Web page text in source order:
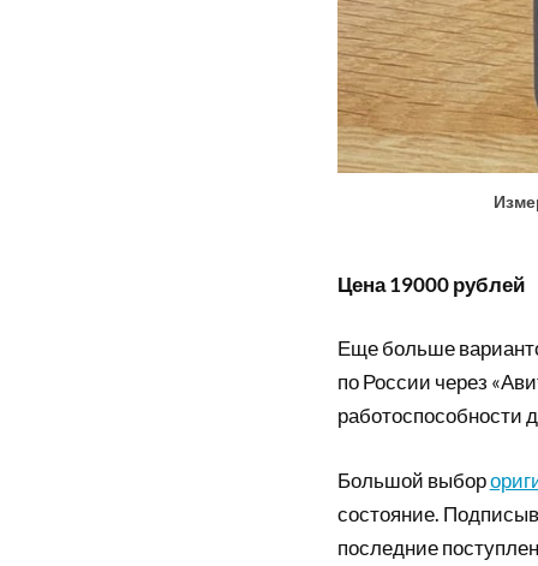
Цена 19000 рублей
Еще больше
по России через
работоспособности
Большой выбор
состояние.
последние